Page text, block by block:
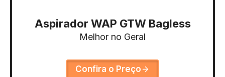
Aspirador WAP GTW Bagless
Melhor no Geral
Confira o Preço